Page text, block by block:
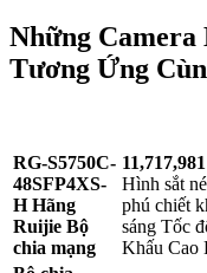
Những
Tương Ứng
RG-S5750C-
48SFP4XS-
H Hãng
Ruijie Bộ
chia mạng
Hình sắt
phú chiết
sáng Tốc
Khấu Cao